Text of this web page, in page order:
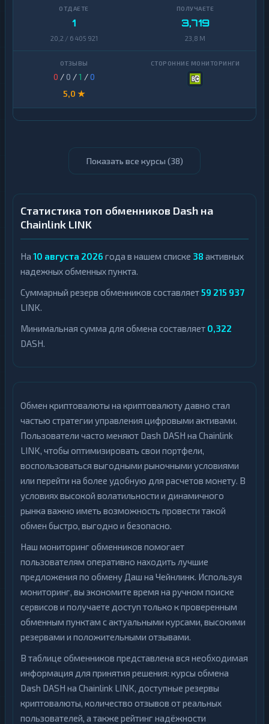
1
20,2 / 6 405 921
3,719
23,8 M
0 / 0 /1 /0
5,0 ★
Показать все курсы (38)
Статистика топ обменников Dash на
Chainlink LINK
На 10 августа 2026 года в нашем списке 38 активных
надежных обменных пункта.
Суммарный резерв обменников составляет59 215 937
LINK.
Минимальная сумма для обмена составляет 0,322
DASH.
Обмен криптовалюты на криптовалюту давно стал
частью стратегии управления цифровыми активами.
Пользователи часто меняют Dash DASH на Chainlink
LINK, чтобы оптимизировать свои портфели,
воспользоваться выгодными рыночными условиями
или перейти на более удобную для расчетов монету. В
условиях высокой волатильности и динамичного
рынка важно иметь возможность провести такой
обмен быстро, выгодно и безопасно.
Наш мониторинг обменников помогает
пользователям оперативно находить лучшие
предложения по обмену Даш на Чейнлинк. Используя
мониторинг, вы экономите время на ручном поиске
сервисов и получаете доступ только к проверенным
обменным пунктам с актуальными курсами, высокими
резервами и положительными отзывами.
В таблице обменников представлена вся необходимая
информация для принятия решения: курсы обмена
Dash DASH на Chainlink LINK, доступные резервы
криптовалюты, количество отзывов от реальных
пользователей, а также рейтинг надёжности